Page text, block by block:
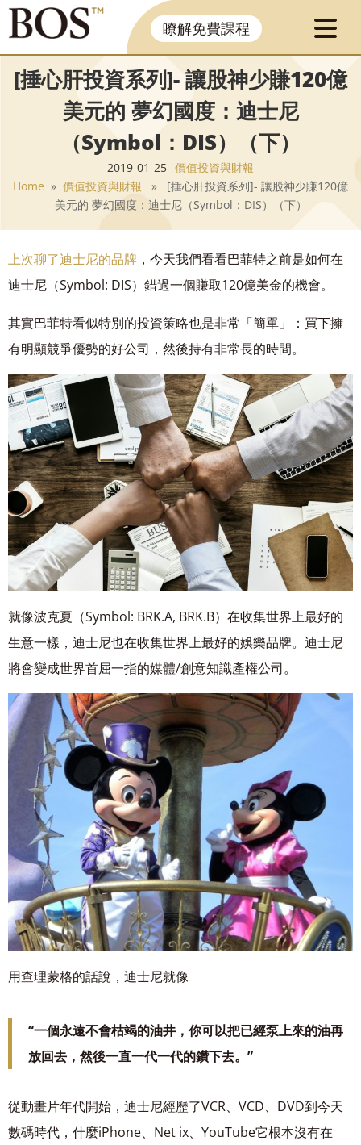
瞭解免費課程
[捶心肝投資系列]- 讓股神少賺120億
美元的 夢幻國度：迪士尼
（Symbol：DIS）（下）
2019-01-25 價值投資與財報
Home » 價值投資與財報 » [捶心肝投資系列]- 讓股神少賺120億
美元的 夢幻國度：迪士尼（Symbol：DIS）（下）
上次聊了迪士尼的品牌 ，今天我們看看巴菲特之前是如何在
迪士尼（Symbol: DIS）錯過一個賺取120億美金的機會。
其實巴菲特看似特別的投資策略也是非常「簡單」：買下擁
有明顯競爭優勢的好公司，然後持有非常長的時間。
就像波克夏（Symbol: BRK.A, BRK.B）在收集世界上最好的
生意一樣，迪士尼也在收集世界上最好的娛樂品牌。迪士尼
將會變成世界首屈一指的媒體/創意知識產權公司。
用查理蒙格的話說，迪士尼就像
“一個永遠不會枯竭的油井，你可以把已經泵上來的油再
放回去，然後一直一代一代的鑽下去。”
從動畫片年代開始，迪士尼經歷了VCR、VCD、DVD到今天
數碼時代，什麼iPhone、 Net ix、YouTube它根本沒有在